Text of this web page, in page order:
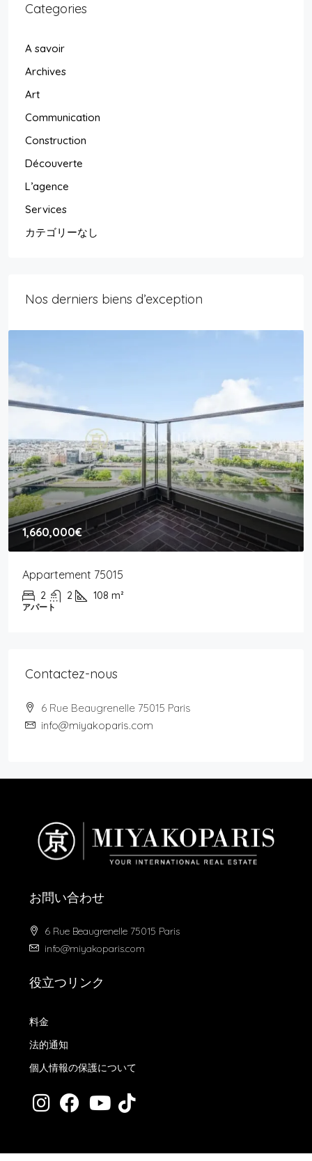
Categories
A savoir
Archives
Art
Communication
Construction
Découverte
L’agence
Services
カテゴリーなし
Nos derniers biens d’exception
1,660,000€
Appartement 75015
2 2 108 m²
アパート
Contactez-nous
6 Rue Beaugrenelle 75015 Paris
info@miyakoparis.com
お問い合わせ
6 Rue Beaugrenelle 75015 Paris
info@miyakoparis.com
役立つリンク
料金
法的通知
個人情報の保護について